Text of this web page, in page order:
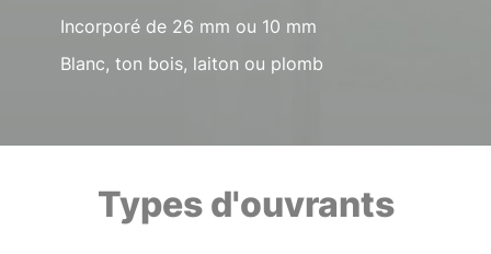
Incorporé de 26 mm ou 10 mm
Blanc, ton bois, laiton ou plomb
Types d'ouvrants